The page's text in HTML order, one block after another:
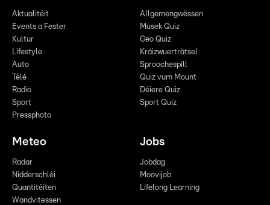
Aktualitéit
Events a Fester
Kultur
Lifestyle
Auto
Télé
Radio
Sport
Pressphoto
Allgemengwëssen
Musek Quiz
Geo Quiz
Kräizwuerträtsel
Sproochespill
Quiz vum Mount
Déiere Quiz
Sport Quiz
Meteo
Radar
Nidderschléi
Quantitéiten
Wandvitessen
Jobs
Jobdag
Moovijob
Lifelong Learning